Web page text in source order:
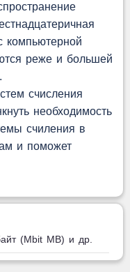
компьютерной
реже и большей
счисления
необходимость
счиления в
и поможет
(Mbit MB) и др.